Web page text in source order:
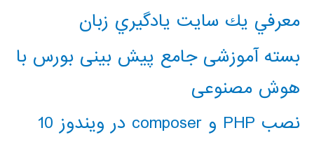
معرفي يك سايت يادگيري زبان
بسته آموزشی جامع پیش بینی بورس با
هوش مصنوعی
نصب PHP و composer در ویندوز 10